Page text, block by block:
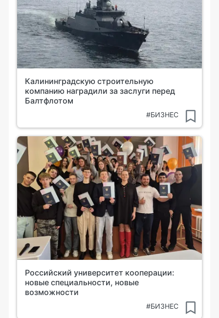
Калининградскую строительную
компанию наградили за заслуги перед
Балтфлотом
#БИЗНЕС
Российский университет кооперации:
новые специальности, новые
возможности
#БИЗНЕС